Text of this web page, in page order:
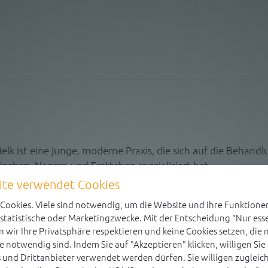
ist eine junge, moderne Praxis, die sich auf die
Nagern und Frettchen spezialisiert hat.
verwendet Cookies
Viele sind notwendig, um die Website und ihre
oder Marketingzwecke. Mit der Entscheidung "Nur
wir Ihre Privatsphäre respektieren und keine Cookies setzen, die
notwendig sind. Indem Sie auf "Akzeptieren" klicken, willigen Sie
und Drittanbieter verwendet werden dürfen. Sie willigen